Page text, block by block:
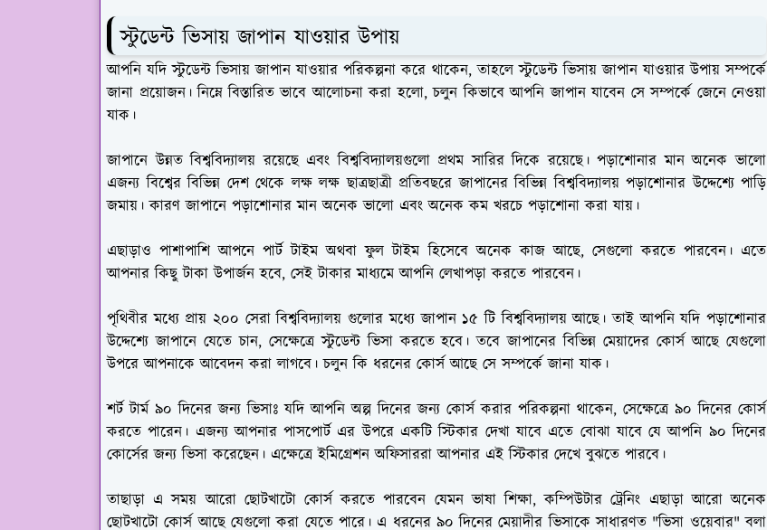
স্টুডেন্ট ভিসায় জাপান যাওয়ার উপায়
আপনি যদি স্টুডেন্ট ভিসায় জাপান যাওয়ার পরিকল্পনা করে থাকেন, তাহলে স্টুডেন্ট ভিসায় জাপান যাওয়ার উপায় সম্পর্কে
জানা প্রয়োজন। নিম্নে বিস্তারিত ভাবে আলোচনা করা হলো, চলুন কিভাবে আপনি জাপান যাবেন সে সম্পর্কে জেনে নেওয়া
যাক।
জাপানে উন্নত বিশ্ববিদ্যালয় রয়েছে এবং বিশ্ববিদ্যালয়গুলো প্রথম সারির দিকে রয়েছে। পড়াশোনার মান অনেক ভালো
এজন্য বিশ্বের বিভিন্ন দেশ থেকে লক্ষ লক্ষ ছাত্রছাত্রী প্রতিবছরে জাপানের বিভিন্ন বিশ্ববিদ্যালয় পড়াশোনার উদ্দেশ্যে পাড়ি
জমায়। কারণ জাপানে পড়াশোনার মান অনেক ভালো এবং অনেক কম খরচে পড়াশোনা করা যায়।
এছাড়াও পাশাপাশি আপনে পার্ট টাইম অথবা ফুল টাইম হিসেবে অনেক কাজ আছে, সেগুলো করতে পারবেন। এতে
আপনার কিছু টাকা উপার্জন হবে, সেই টাকার মাধ্যমে আপনি লেখাপড়া করতে পারবেন।
পৃথিবীর মধ্যে প্রায় ২০০ সেরা বিশ্ববিদ্যালয় গুলোর মধ্যে জাপান ১৫ টি বিশ্ববিদ্যালয় আছে। তাই আপনি যদি পড়াশোনার
উদ্দেশ্যে জাপানে যেতে চান, সেক্ষেত্রে স্টুডেন্ট ভিসা করতে হবে। তবে জাপানের বিভিন্ন মেয়াদের কোর্স আছে যেগুলো
উপরে আপনাকে আবেদন করা লাগবে। চলুন কি ধরনের কোর্স আছে সে সম্পর্কে জানা যাক।
শর্ট টার্ম ৯০ দিনের জন্য ভিসাঃ যদি আপনি অল্প দিনের জন্য কোর্স করার পরিকল্পনা থাকেন, সেক্ষেত্রে ৯০ দিনের কোর্স
করতে পারেন। এজন্য আপনার পাসপোর্ট এর উপরে একটি স্টিকার দেখা যাবে এতে বোঝা যাবে যে আপনি ৯০ দিনের
কোর্সের জন্য ভিসা করেছেন। এক্ষেত্রে ইমিগ্রেশন অফিসাররা আপনার এই স্টিকার দেখে বুঝতে পারবে।
তাছাড়া এ সময় আরো ছোটখাটো কোর্স করতে পারবেন যেমন ভাষা শিক্ষা, কম্পিউটার ট্রেনিং এছাড়া আরো অনেক
ছোটখাটো কোর্স আছে যেগুলো করা যেতে পারে। এ ধরনের ৯০ দিনের মেয়াদীর ভিসাকে সাধারণত "ভিসা ওয়েবার" বলা